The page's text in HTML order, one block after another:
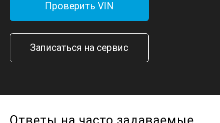
Проверить VIN
Записаться на сервис